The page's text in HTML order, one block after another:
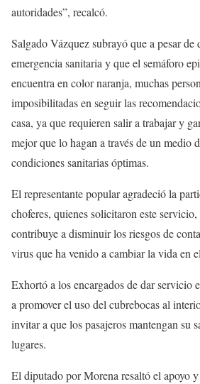
autoridades”, recalcó.
Salgado Vázquez subrayó que a pesar de
emergencia sanitaria y que el semáforo
encuentra en color naranja, muchas
imposibilitadas en seguir las
casa, ya que requieren salir a trabajar y
mejor que lo hagan a través de un medio
condiciones sanitarias óptimas.
El representante popular agradeció la
choferes, quienes solicitaron este
contribuye a disminuir los riesgos de
virus que ha venido a cambiar la vida en
Exhortó a los encargados de dar servicio
a promover el uso del cubrebocas al
invitar a que los pasajeros mantengan su
lugares.
El diputado por Morena resaltó el apoyo